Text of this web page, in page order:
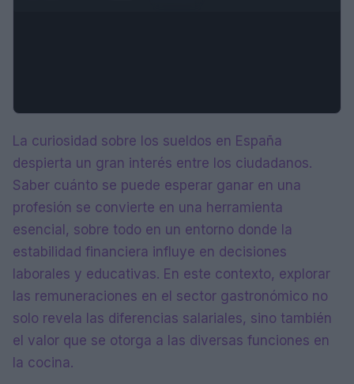
La curiosidad sobre los sueldos en España
despierta un gran interés entre los ciudadanos.
Saber cuánto se puede esperar ganar en una
profesión se convierte en una herramienta
esencial, sobre todo en un entorno donde la
estabilidad financiera influye en decisiones
laborales y educativas. En este contexto, explorar
las remuneraciones en el sector gastronómico no
solo revela las diferencias salariales, sino también
el valor que se otorga a las diversas funciones en
la cocina.